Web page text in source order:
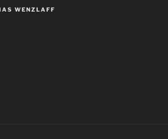
WENZLAFF